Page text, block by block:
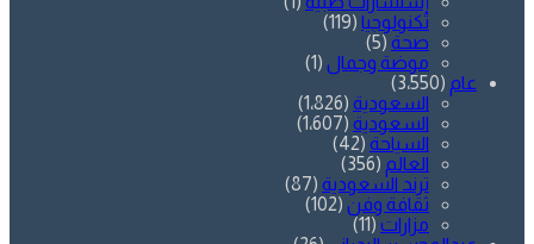
تكنولوجيا (119)
صحة (5)
موضة وجمال (1)
عام (3٬550)
السعودية (1٬826)
السعودية (1٬607)
السياحة (42)
العالم (356)
ترند السعودية (87)
ثقافة وفن (102)
مزارات (11)